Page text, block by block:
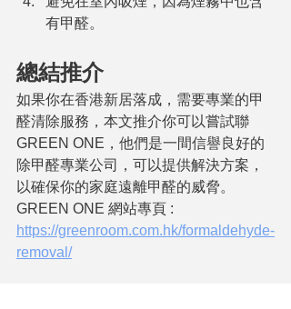
有甲醛。
總結推介
如果你在香港新居落成，需要專業的甲
醛清除服務，本文推介你可以嘗試聯
GREEN ONE，他們是一間信譽良好的
除甲醛專業公司，可以提供解決方案，
以確保你的家庭遠離甲醛的威脅。
GREEN ONE 網站專頁 :
https://greenroom.com.hk/formaldehyde-
removal/